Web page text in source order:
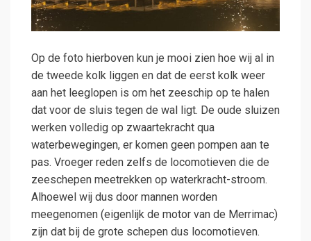
Op de foto hierboven kun je mooi zien hoe wij al in
de tweede kolk liggen en dat de eerst kolk weer
aan het leeglopen is om het zeeschip op te halen
dat voor de sluis tegen de wal ligt. De oude sluizen
werken volledig op zwaartekracht qua
waterbewegingen, er komen geen pompen aan te
pas. Vroeger reden zelfs de locomotieven die de
zeeschepen meetrekken op waterkracht-stroom.
Alhoewel wij dus door mannen worden
meegenomen (eigenlijk de motor van de Merrimac)
zijn dat bij de grote schepen dus locomotieven.